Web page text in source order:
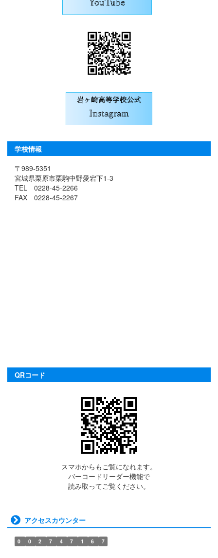
学校情報
〒989-5351
宮城県栗原市栗駒中野愛宕下1-3
TEL 0228-45-2266
FAX 0228-45-2267
QRコード
スマホからもご覧になれます。
バーコードリーダー機能で
読み取ってご覧ください。
アクセスカウンター
0 0 2 7 4 7 1 6 7